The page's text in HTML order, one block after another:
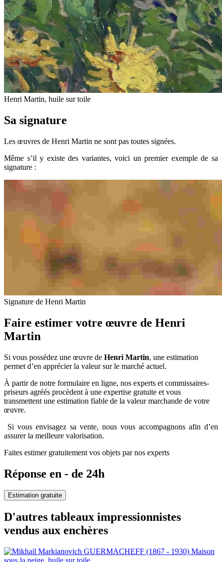
Henri Martin, huile sur toile
Sa signature
Les œuvres de Henri Martin ne sont pas toutes signées.
Même s’il y existe des variantes, voici un premier exemple de sa
signature :
Signature de Henri Martin
Faire estimer votre œuvre de Henri
Martin
Si vous possédez une œuvre de Henri Martin, une estimation
permet d’en apprécier la valeur sur le marché actuel.
À partir de notre formulaire en ligne, nos experts et commissaires-
priseurs agréés procèdent à une expertise gratuite et vous
transmettent une estimation fiable de la valeur marchande de votre
œuvre.
Si vous envisagez sa vente, nous vous accompagnons afin d’en
assurer la meilleure valorisation.
Faites estimer gratuitement vos objets par nos experts
Réponse en - de 24h
Estimation gratuite
D'autres tableaux impressionnistes
vendus aux enchères